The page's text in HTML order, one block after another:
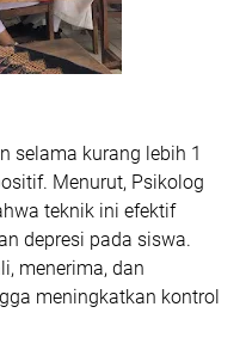
selama kurang lebih 1
Menurut, Psikolog
teknik ini efektif
depresi pada siswa.
menerima, dan
meningkatkan kontrol